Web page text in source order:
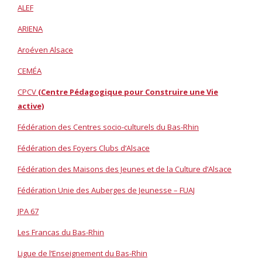
ALEF
ARIENA
Aroéven Alsace
CEMÉA
CPCV (Centre Pédagogique pour Construire une Vie
active)
Fédération des Centres socio-culturels du Bas-Rhin
Fédération des Foyers Clubs d’Alsace
Fédération des Maisons des Jeunes et de la Culture d’Alsace
Fédération Unie des Auberges de Jeunesse – FUAJ
JPA 67
Les Francas du Bas-Rhin
Ligue de l’Enseignement du Bas-Rhin